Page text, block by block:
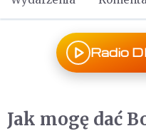
Radio
Jak mogę dać